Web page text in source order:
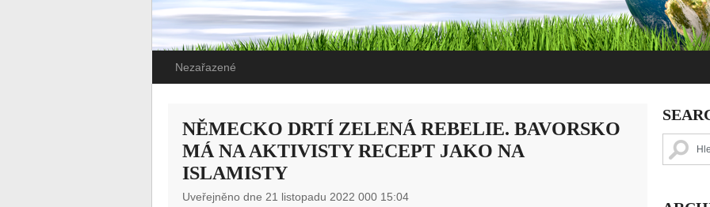
Nezařazené
NĚMECKO DRTÍ ZELENÁ REBELIE. BAVORSKO
MÁ NA AKTIVISTY RECEPT JAKO NA
ISLAMISTY
Uveřejněno dne 21 listopadu 2022 000 15:04